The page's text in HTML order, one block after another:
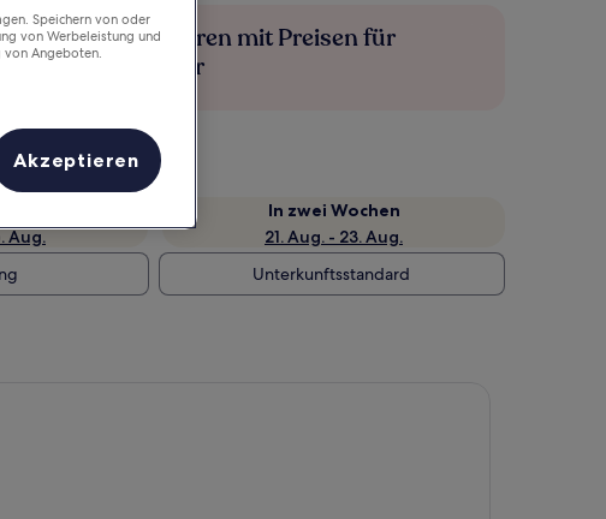
Mehr sparen mit Preisen für
Mitglieder
Aug.
In zwei Wochen
21. Aug. - 23. Aug.
Unterkunftsstandard
Speichern von oder
von Werbeleistung und
von Angeboten.
Akzeptieren